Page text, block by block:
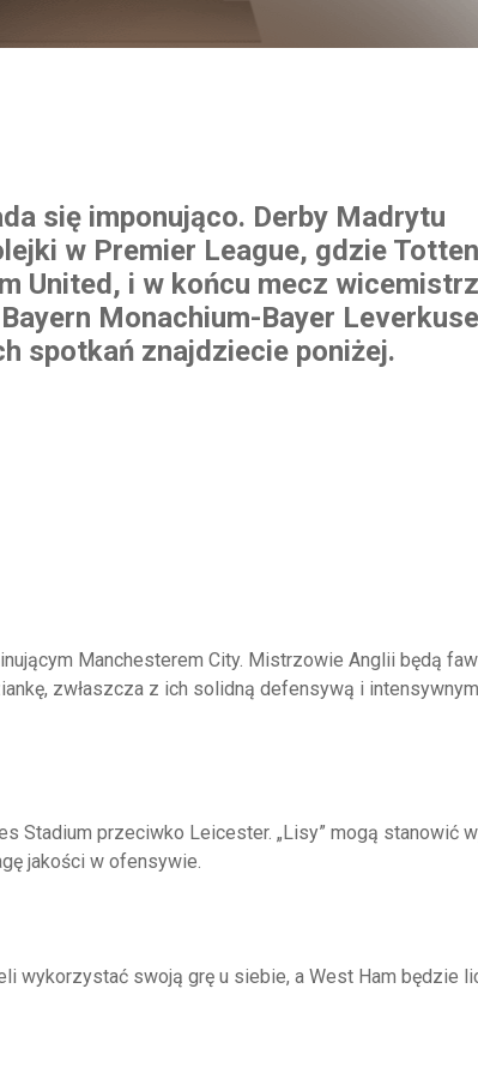
się imponująco. Derby Madrytu
w Premier League, gdzie
United, i w końcu mecz
Monachium-Bayer
spotkań znajdziecie poniżej.
Manchesterem City. Mistrzowie Anglii będą
zwłaszcza z ich solidną defensywą i
Stadium przeciwko Leicester. „Lisy” mogą stanowić
jakości w ofensywie.
wykorzystać swoją grę u siebie, a West Ham będzie